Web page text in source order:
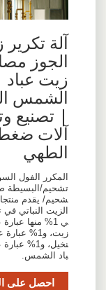
آلة تكرير
الجوز مصانع
زيت عباد
الشمس
| تصنيع
آلات ضغط
الطهي
المكرر الفول
تشحيم/البسيطة صقل
الزيت النباتي في
ي 1% منها عبارة
زيت، و1% عبارة
نخيل، و1% عبارة
باد الشمس.
احصل على